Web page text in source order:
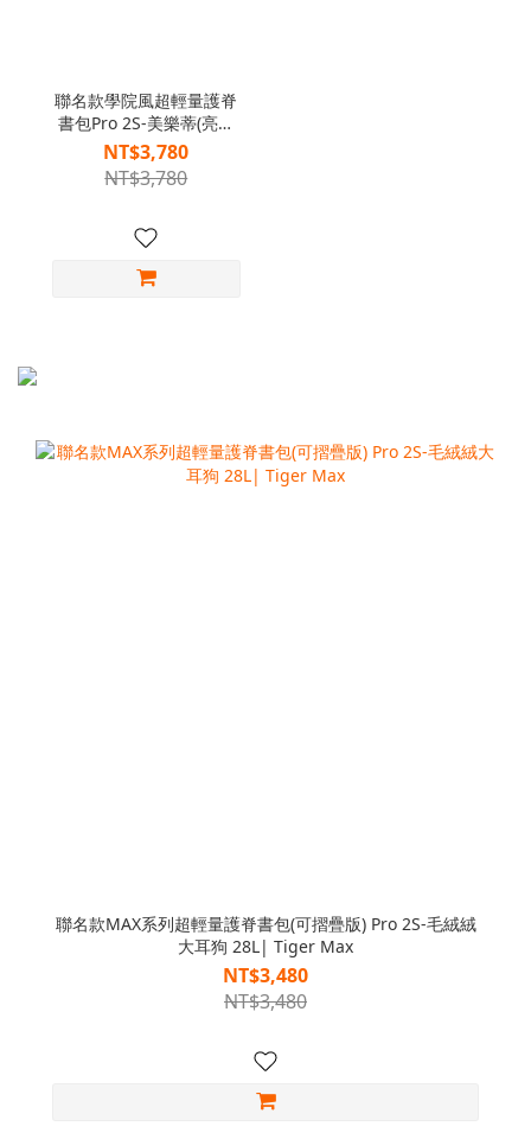
聯名款學院風超輕量護脊
書包Pro 2S-美樂蒂(亮片
款)| Tiger Family
NT$3,780
NT$3,780
聯名款MAX系列超輕量護脊書包(可摺疊版) Pro 2S-毛絨絨
大耳狗 28L| Tiger Max
NT$3,480
NT$3,480